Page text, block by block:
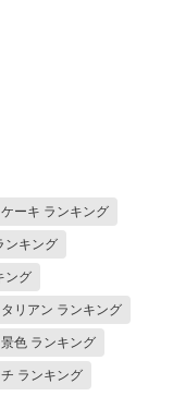
ケーキ ランキング
ンキング
ング
リアン ランキング
景色 ランキング
ランキング